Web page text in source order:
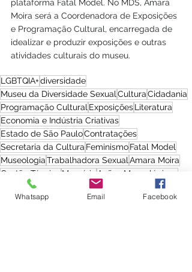
plataforma Fatal Model. No MDS, Amara
Moira será a Coordenadora de Exposições
e Programação Cultural, encarregada de
idealizar e produzir exposições e outras
atividades culturais do museu.
LGBTQIA+diversidade
Museu da Diversidade Sexual CulturaCidadania
Programação Cultural ExposiçõesLiteratura
Economia e Indústria Criativas
Estado de São PauloContratações
Secretaria da Cultura FeminismoFatal Model
MuseologiaTrabalhadora Sexual Amara Moira
Gestão Técnica
Memória
Ações Museológicas
UlyssesAcervo James Joyce
Travestilidade
Instituto Brasileiro de Museus
Vivências LGBTI+
Whatsapp Email Facebook